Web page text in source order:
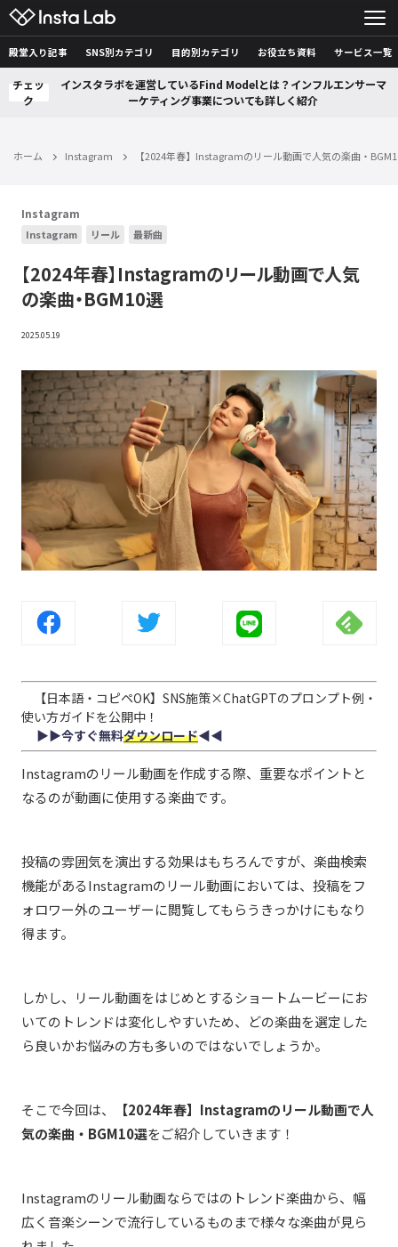
殿堂入り記事 SNS別カテゴリ 目的別カテゴリ お役立ち資料 サービス一覧
チェッ
ク
インスタラボを運営しているFind Modelとは？インフルエンサーマ
ーケティング事業についても詳しく紹介
ホーム Instagram 【2024年春】Instagramのリール動画で人気の楽曲・
Instagram
Instagram リール 最新曲
【2024年春】Instagramのリール動画で人気
の楽曲・BGM10選
2025.05.19
【日本語・コピペOK】SNS施策×ChatGPTのプロンプト例・
使い方ガイドを公開中！
▶︎▶︎今すぐ無料ダウンロード◀︎◀︎
Instagramのリール動画を作成する際、重要なポイントと
なるのが動画に使用する楽曲です。
投稿の雰囲気を演出する効果はもちろんですが、楽曲検索
機能があるInstagramのリール動画においては、投稿をフ
ォロワー外のユーザーに閲覧してもらうきっかけにもなり
得ます。
しかし、リール動画をはじめとするショートムービーにお
いてのトレンドは変化しやすいため、どの楽曲を選定した
ら良いかお悩みの方も多いのではないでしょうか。
そこで今回は、
【2024年春】Instagramのリール動画で人
気の楽曲・BGM10選をご紹介していきます！
Instagramのリール動画ならではのトレンド楽曲から、幅
広く音楽シーンで流行しているものまで様々な楽曲が見ら